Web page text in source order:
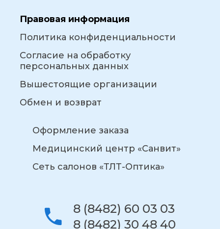
Правовая информация
Политика конфиденциальности
Согласие на обработку
персональных данных
Вышестоящие организации
Обмен и возврат
Оформление заказа
Медицинский центр «Санвит»
Сеть салонов «ТЛТ-Оптика»
8 (8482) 60 03 03
8 (8482) 30 48 40